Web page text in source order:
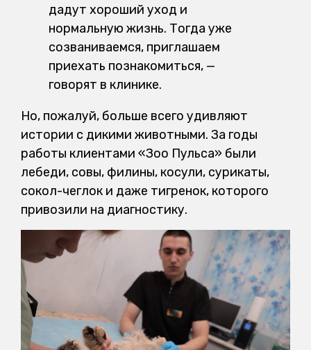
дадут хороший уход и
нормальную жизнь. Тогда уже
созваниваемся, приглашаем
приехать познакомиться, —
говорят в клинике.
Но, пожалуй, больше всего удивляют
истории с дикими животными. За годы
работы клиентами «Зоо Пульса» были
лебеди, совы, филины, косули, сурикаты,
сокол-чеглок и даже тигренок, которого
привозили на диагностику.